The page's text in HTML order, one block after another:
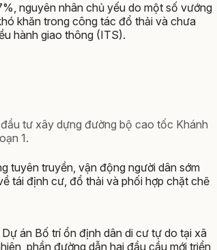
nguyên nhân chủ yếu do một số vướng
khăn trong công tác đổ thải và chưa
hành giao thông (ITS).
tư xây dựng đường bộ cao tốc Khánh
1.
tuyên truyền, vận động người dân sớm
tái định cư, đổ thải và phối hợp chặt chẽ
án Bố trí ổn định dân di cư tự do tại xã
phần đường dẫn hai đầu cầu mới triển